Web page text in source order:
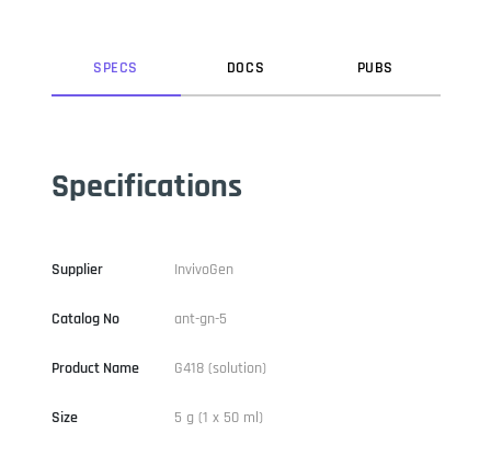
SPECS DOCS PUBS
Specifications
Supplier InvivoGen
Catalog No ant-gn-5
Product Name G418 (solution)
Size 5 g (1 x 50 ml)